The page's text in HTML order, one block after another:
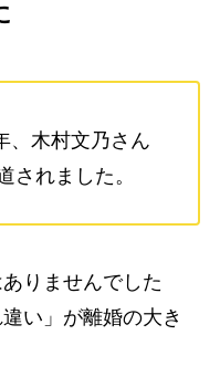
、木村文乃さん
されました。
りませんでした
い」が離婚の大き